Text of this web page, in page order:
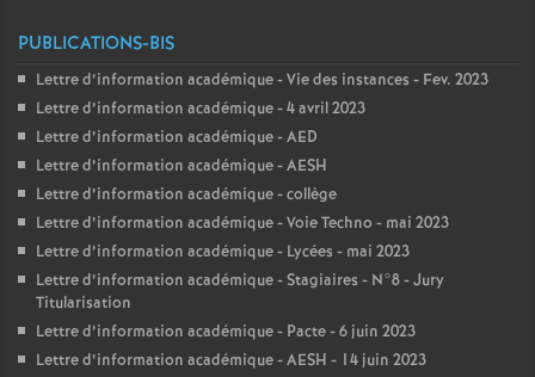
PUBLICATIONS-BIS
Lettre d’information académique - Vie des instances - Fev. 2023
Lettre d’information académique - 4 avril 2023
Lettre d’information académique - AED
Lettre d’information académique - AESH
Lettre d’information académique - collège
Lettre d’information académique - Voie Techno - mai 2023
Lettre d’information académique - Lycées - mai 2023
Lettre d’information académique - Stagiaires - N°8 - Jury
Titularisation
Lettre d’information académique - Pacte - 6 juin 2023
Lettre d’information académique - AESH - 14 juin 2023